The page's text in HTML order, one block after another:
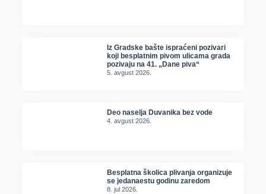
Iz Gradske bašte ispraćeni pozivari
koji besplatnim pivom ulicama grada
pozivaju na 41. „Dane piva“
5. avgust 2026.
Deo naselja Duvanika bez vode
4. avgust 2026.
Besplatna školica plivanja organizuje
se jedanaestu godinu zaredom
8. jul 2026.